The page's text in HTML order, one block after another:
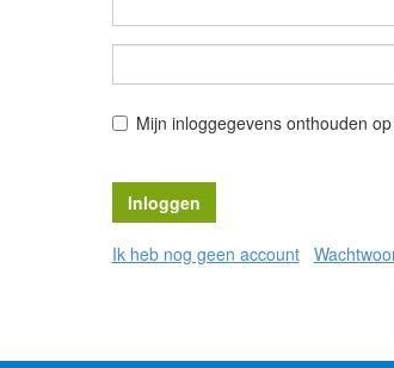
Mijn inloggegevens onthouden
Ik heb nog geen account